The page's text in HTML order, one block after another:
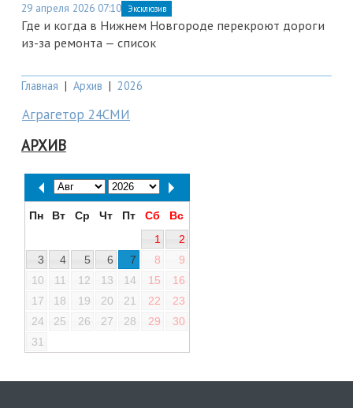
29 апреля 2026 07:10 Эксклюзив
Где и когда в Нижнем Новгороде перекроют дороги
из-за ремонта — список
Главная | Архив | 2026
Аграгетор 24СМИ
АРХИВ
Пн Вт Ср Чт Пт Сб
Вс
1
2
3
4 5 6 7 8
9
10
11 12 13 14 15
16
17
18 19 20 21 22
23
24
25 26 27 28 29
30
31